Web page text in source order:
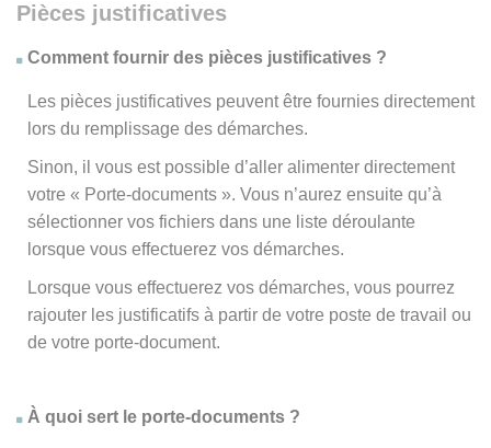
Pièces justificatives
Comment fournir des pièces justificatives ?
Les pièces justificatives peuvent être fournies directement
lors du remplissage des démarches.
Sinon, il vous est possible d’aller alimenter directement
votre « Porte-documents ». Vous n’aurez ensuite qu’à
sélectionner vos fichiers dans une liste déroulante
lorsque vous effectuerez vos démarches.
Lorsque vous effectuerez vos démarches, vous pourrez
rajouter les justificatifs à partir de votre poste de travail ou
de votre porte-document.
À quoi sert le porte-documents ?